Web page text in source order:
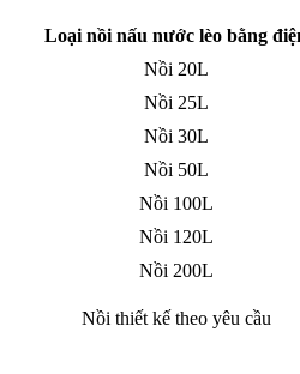
Loại nồi nấu nước lèo bằng
Nồi 20L
Nồi 25L
Nồi 30L
Nồi 50L
Nồi 100L
Nồi 120L
Nồi 200L
Nồi thiết kế theo yêu cầu